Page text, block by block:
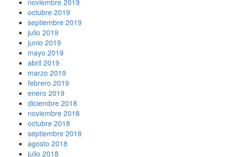
noviembre 2019
octubre 2019
septiembre 2019
julio 2019
junio 2019
mayo 2019
abril 2019
marzo 2019
febrero 2019
enero 2019
diciembre 2018
noviembre 2018
octubre 2018
septiembre 2018
agosto 2018
julio 2018